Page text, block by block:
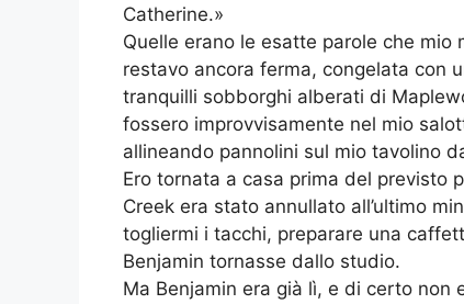
Catherine.»
Quelle erano le esatte parole che
restavo ancora ferma, congelata con
tranquilli sobborghi alberati di
fossero improvvisamente nel mio
allineando pannolini sul mio tavolino
Ero tornata a casa prima del previsto
Creek era stato annullato all’ultimo
togliermi i tacchi, preparare una
Benjamin tornasse dallo studio.
Ma Benjamin era già lì, e di certo non